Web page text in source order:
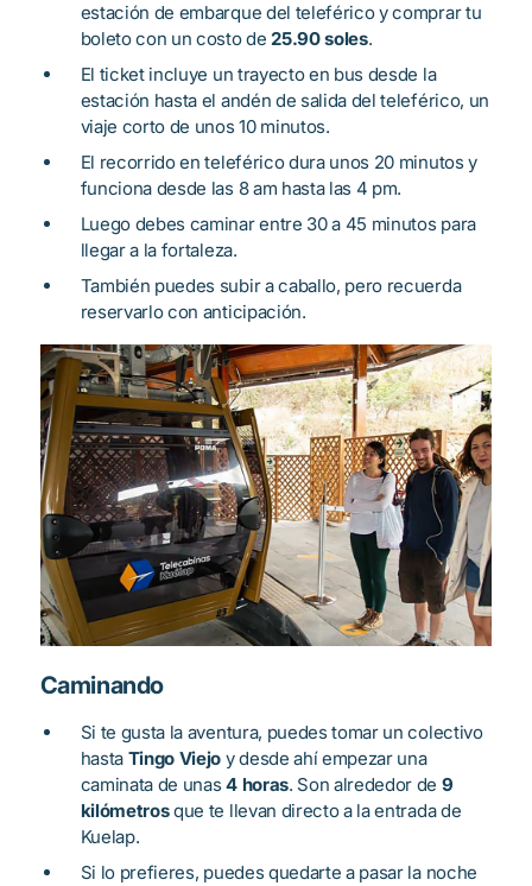
estación de embarque del teleférico y comprar tu
boleto con un costo de25.90 soles.
El ticket incluye un trayecto en bus desde la
estación hasta el andén de salida del teleférico, un
viaje corto de unos 10 minutos.
El recorrido en teleférico dura unos 20 minutos y
funciona desde las 8 am hasta las 4 pm.
Luego debes caminar entre 30 a 45 minutos para
llegar a la fortaleza.
También puedes subir a caballo, pero recuerda
reservarlo con anticipación.
Caminando
Si te gusta la aventura, puedes tomar un colectivo
hasta Tingo Viejo y desde ahí empezar una
caminata de unas4 horas. Son alrededor de 9
kilómetrosque te llevan directo a la entrada de
Kuelap.
Si lo prefieres, puedes quedarte a pasar la noche